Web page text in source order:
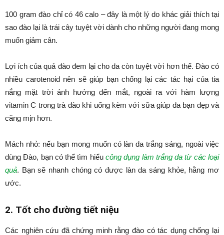
100 gram đào chỉ có 46 calo – đây là một lý do khác giải thích tại
sao đào lại là trái cây tuyệt vời dành cho những người đang mong
muốn giảm cân.
Lợi ích của quả đào đem lại cho da còn tuyệt vời hơn thế. Đào có
nhiều carotenoid nên sẽ giúp bạn chống lại các tác hại của tia
nắng mặt trời ảnh hưởng đến mắt, ngoài ra với hàm lượng
vitamin C trong trà đào khi uống kèm với sữa giúp da bạn đẹp và
căng mịn hơn.
Mách nhỏ: nếu bạn mong muốn có làn da trắng sáng, ngoài việc
dùng Đào, bạn có thể tìm hiểu công dụng làm trắng da từ các loại
quả. Bạn sẽ nhanh chóng có được làn da sáng khỏe, hằng mơ
ước.
2. Tốt cho đường tiết niệu
Các nghiên cứu đã chứng minh rằng đào có tác dụng chống lại